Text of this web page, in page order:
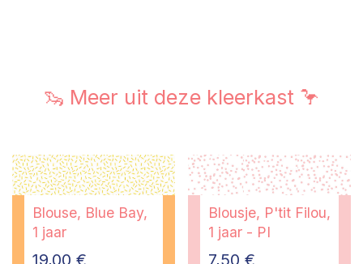
🦦 Meer uit deze kleerkast 🦩
Blouse, Blue Bay,
1 jaar
19,00 €
Blousje, P'tit Filou,
1 jaar - PI
7,50 €